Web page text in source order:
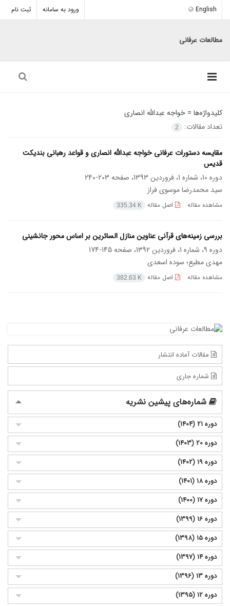
ورود به سامانه ثبت نام English
مطالعات عرفانی
کلیدواژه‌ها = خواجه عبدالله انصاری
تعداد مقالات:
2
مقایسه دستورات عرفانی خواجه عبدالله انصاری و قواعد رهبانی بندیکت
قدیس
دوره 10، شماره 1، فروردین 1393، صفحه
203-240
سید محمدرضا موسوی فراز
مشاهده مقاله اصل مقاله 335.34 K
بررسی زمینه‌های قرآنی عناوین منازل السائرین بر اساس محور جانشینی
دوره 9، شماره 1، فروردین 1392، صفحه
145-174
مهدی مطیع؛ سوده اسعدی
مشاهده مقاله اصل مقاله 382.63 K
مقالات آماده انتشار
شماره جاری
شماره‌های پیشین نشریه
دوره 21 (1404)
دوره 20 (1403)
دوره 19 (1402)
دوره 18 (1401)
دوره 17 (1400)
دوره 16 (1399)
دوره 15 (1398)
دوره 14 (1397)
دوره 13 (1396)
دوره 12 (1395)